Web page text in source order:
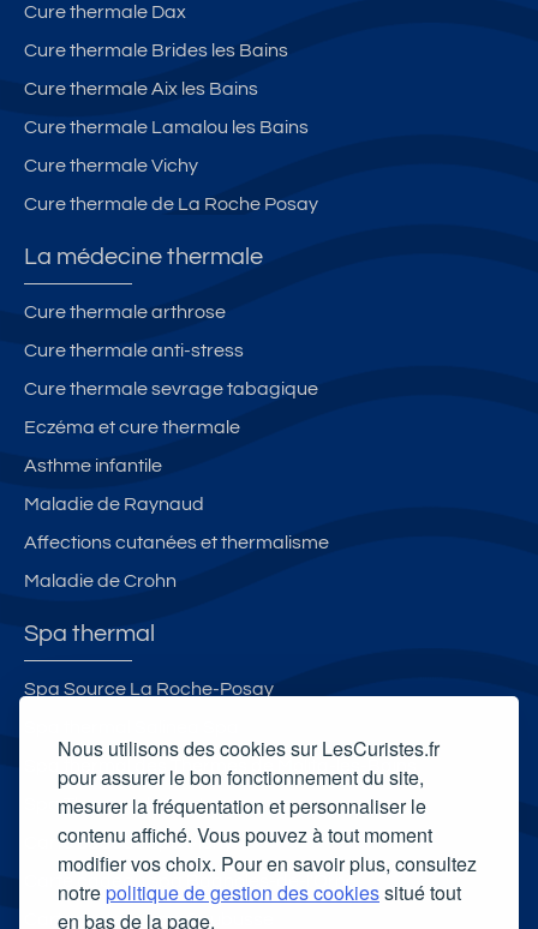
Nous utilisons des cookies sur LesCuristes.fr
pour assurer le bon fonctionnement du site,
mesurer la fréquentation et personnaliser le
contenu affiché. Vous pouvez à tout moment
modifier vos choix. Pour en savoir plus, consultez
notrepolitique de gestion des cookiessitué tout
en bas de la page.
Cure thermale Dax
Cure thermale Brides les Bains
Cure thermale Aix les Bains
Cure thermale Lamalou les Bains
Cure thermale Vichy
Cure thermale de La Roche Posay
La médecine thermale
Cure thermale arthrose
Cure thermale anti-stress
Cure thermale sevrage tabagique
Eczéma et cure thermale
Asthme infantile
Maladie de Raynaud
Affections cutanées et thermalisme
Maladie de Crohn
Spa thermal
Spa Source La Roche-Posay
Spa Thermal de Lectoure
Carte cadeau spa Vichy
Carte cadeau spa Bagnoles-de-l'Orne
Carte cadeau spa Saubusse